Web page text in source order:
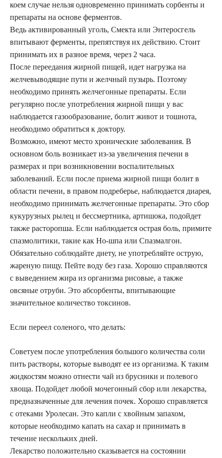
коем случае нельзя одновременно принимать сорбенты и
препараты на основе ферментов.
Ведь активированный уголь, Смекта или Энтеросгель
впитывают ферменты, препятствуя их действию. Стоит
принимать их в разное время, через 2 часа.
После переедания жирной пищей, идет нагрузка на
желчевыводящие пути и желчный пузырь. Поэтому
необходимо принять желчегонные препараты. Если
регулярно после употребления жирной пищи у вас
наблюдается газообразование, болит живот и тошнота,
необходимо обратиться к доктору.
Возможно, имеют место хронические заболевания. В
основном боль возникает из-за увеличения печени в
размерах и при возникновении воспалительных
заболеваний. Если после приема жирной пищи болит в
области печени, в правом подреберье, наблюдается диарея,
необходимо принимать желчегонные препараты. Это сбор
кукурузных рылец и бессмертника, артишока, подойдет
также расторопша. Если наблюдается острая боль, примите
спазмолитики, такие как Но-шпа или Спазмалгон.
Обязательно соблюдайте диету, не употребляйте острую,
жареную пищу. Пейте воду без газа. Хорошо справляются
с выведением жира из организма рисовые, а также
овсяные отруби. Это абсорбенты, впитывающие
значительное количество токсинов.
Если переел соленого, что делать:
Советуем после употребления большого количества соли
пить растворы, которые выводят ее из организма. К таким
жидкостям можно отнести чай из брусники и полевого
хвоща. Подойдет любой мочегонный сбор или лекарства,
предназначенные для лечения почек. Хорошо справляется
с отеками Уролесан. Это капли с хвойным запахом,
которые необходимо капать на сахар и принимать в
течение нескольких дней.
Лекарство положительно сказывается на состоянии